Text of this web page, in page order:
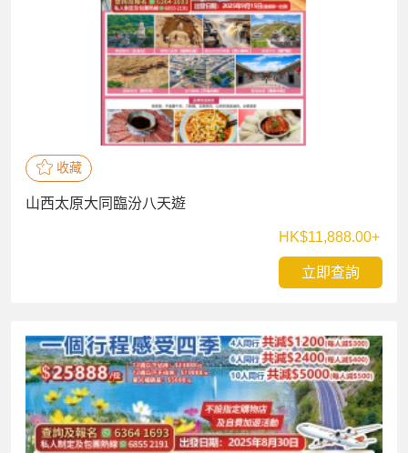
收藏
山西太原大同臨汾八天遊
HK$11,888.00+
立即查詢